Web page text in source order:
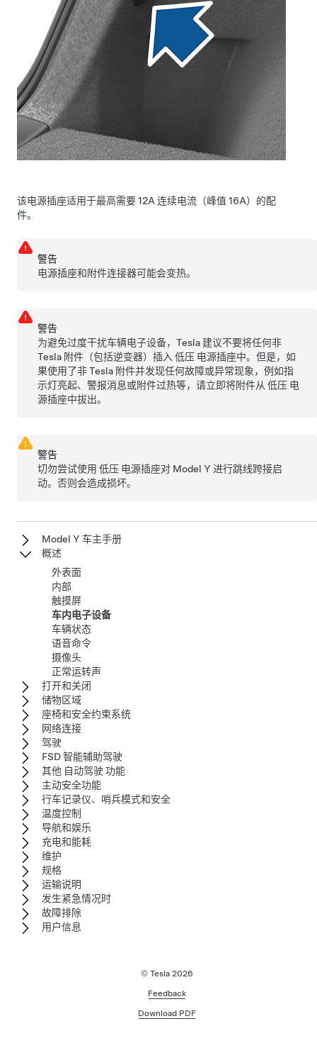
该电源插座适用于最高需要 12A 连续电流（峰值 16A）的配
件。
警告
电源插座和附件连接器可能会变热。
警告
为避免过度干扰车辆电子设备，Tesla 建议不要将任何非
Tesla 附件（包括逆变器）插入低压 电源插座中。但是，如
果使用了非 Tesla 附件并发现任何故障或异常现象，例如指
示灯亮起、警报消息或附件过热等，请立即将附件从低压 电
源插座中拔出。
警告
切勿尝试使用低压 电源插座对 Model Y 进行跳线跨接启
动。否则会造成损坏。
Model Y 车主手册
概述
外表面
内部
触摸屏
车内电子设备
车辆状态
语音命令
摄像头
正常运转声
打开和关闭
储物区域
座椅和安全约束系统
网络连接
驾驶
FSD 智能辅助驾驶
其他 自动驾驶 功能
主动安全功能
行车记录仪、哨兵模式和安全
温度控制
导航和娱乐
充电和能耗
维护
规格
运输说明
发生紧急情况时
故障排除
用户信息
© Tesla 2026
Feedback
Download PDF